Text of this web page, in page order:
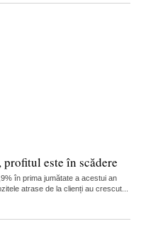
este în scădere
în prima jumătate a acestui an
atrase de la clienți au crescut...